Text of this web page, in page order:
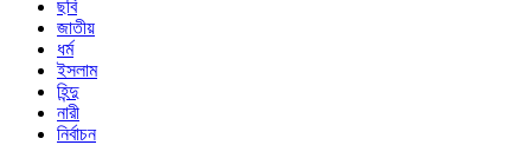
ছবি
জাতীয়
ধর্ম
ইসলাম
হিন্দু
নারী
নির্বাচন